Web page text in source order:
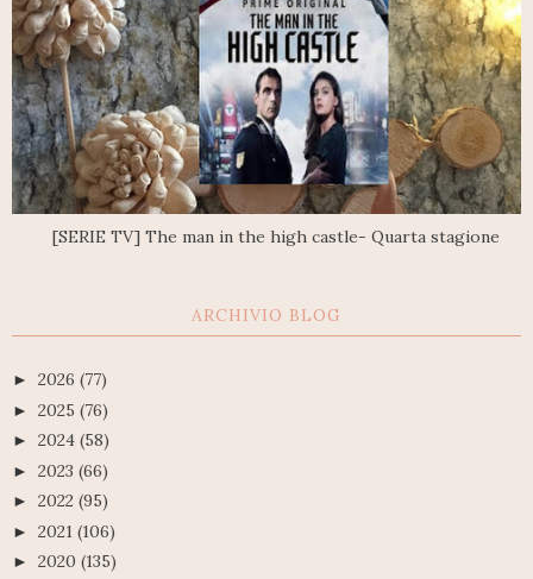
[SERIE TV] The man in the high castle- Quarta stagione
ARCHIVIO BLOG
► 2026 (77)
► 2025 (76)
► 2024 (58)
► 2023 (66)
► 2022 (95)
► 2021 (106)
► 2020 (135)